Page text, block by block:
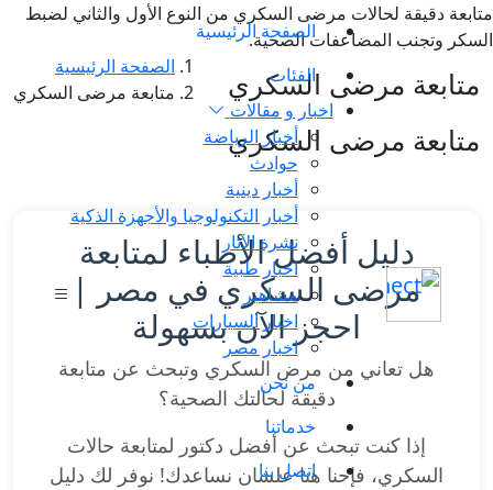
متابعة دقيقة لحالات مرضى السكري من النوع الأول والثاني لضبط
السكر وتجنب المضاعفات الصحية.
الصفحة الرئيسية
الفئات
اخبار و مقالات
أخبار الرياضة
حوادث
أخبار دينية
أخبار التكنولوجيا والأجهزة الذكية
نشرة الآثار
اخبار طبية
مشاهير
اخبار السيارات
اخبار مصر
من نحن
خدماتنا
اتصل بنا
متابعة مرضى السكري
الصفحة الرئيسية
متابعة مرضى السكري
متابعة مرضى السكري
دليل أفضل الأطباء لمتابعة
مرضى السكري في مصر |
احجز الآن بسهولة
هل تعاني من مرض السكري وتبحث عن متابعة
دقيقة لحالتك الصحية؟
إذا كنت تبحث عن أفضل دكتور لمتابعة حالات
السكري، فإحنا هنا علشان نساعدك! نوفر لك دليل